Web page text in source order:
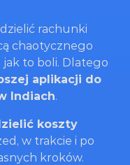
rachunki
chaotycznego
to boli. Dlatego
aplikacji do
Indiach.
koszty
w trakcie i po
kroków.